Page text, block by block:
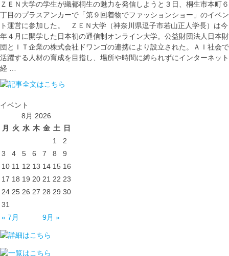
ＺＥＮ大学の学生が織都桐生の魅力を発信しようと３日、桐生市本町６
丁目のプラスアンカーで「第９回着物でファッションショー」のイベン
ト運営に参加した。 ＺＥＮ大学（神奈川県逗子市若山正人学長）は今
年４月に開学した日本初の通信制オンライン大学。公益財団法人日本財
団とＩＴ企業の株式会社ドワンゴの連携により設立された。ＡＩ社会で
活躍する人材の育成を目指し、場所や時間に縛られずにインターネット
経 …
イベント
8月 2026
月
火 水 木 金 土
日
1
2
3
4 5 6 7 8
9
10 11 12 13 14 15 16
17 18 19 20 21 22 23
24 25 26 27 28 29 30
31
« 7月
9月 »